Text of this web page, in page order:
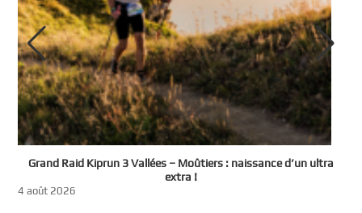
Grand Raid Kiprun 3 Vallées – Moûtiers : naissance d’un ultra
extra !
4 août 2026